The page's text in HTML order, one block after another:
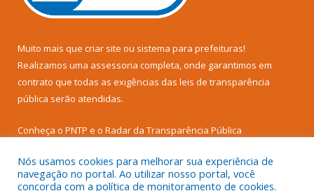
Muito mais que criar site ou sistema para prefeituras!
Realizamos uma assessoria completa, onde garantimos em
contrato que todas as exigências das leis de transparência
pública serão atendidas.
Conheça o PNTP e o Radar da Transparência Pública
Nós usamos cookies para melhorar sua experiência de
navegação no portal. Ao utilizar nosso portal, você
concorda com a política de monitoramento de cookies.